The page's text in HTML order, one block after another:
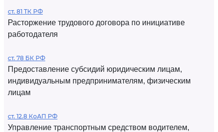
ст. 81 ТК РФ
Расторжение трудового договора по инициативе
работодателя
ст. 78 БК РФ
Предоставление субсидий юридическим лицам,
индивидуальным предпринимателям, физическим
лицам
ст. 12.8 КоАП РФ
Управление транспортным средством водителем,